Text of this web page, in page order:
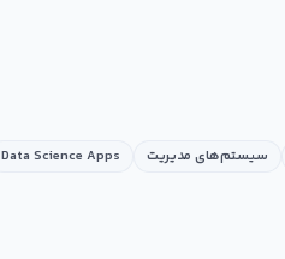
سیستم‌های مدیریت Data Science Apps